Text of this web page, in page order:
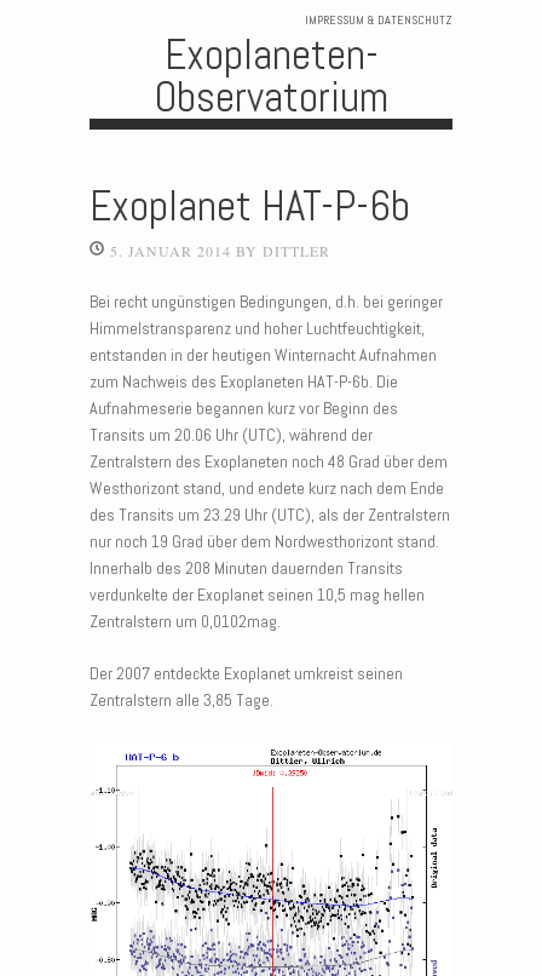
IMPRESSUM & DATENSCHUTZ
Exoplaneten-
Observatorium
Exoplanet HAT-P-6b
5. JANUAR 2014 BY DITTLER
Bei recht ungünstigen Bedingungen, d.h. bei geringer
Himmelstransparenz und hoher Luchtfeuchtigkeit,
entstanden in der heutigen Winternacht Aufnahmen
zum Nachweis des Exoplaneten HAT-P-6b. Die
Aufnahmeserie begannen kurz vor Beginn des
Transits um 20.06 Uhr (UTC), während der
Zentralstern des Exoplaneten noch 48 Grad über dem
Westhorizont stand, und endete kurz nach dem Ende
des Transits um 23.29 Uhr (UTC), als der Zentralstern
nur noch 19 Grad über dem Nordwesthorizont stand.
Innerhalb des 208 Minuten dauernden Transits
verdunkelte der Exoplanet seinen 10,5 mag hellen
Zentralstern um 0,0102mag.
Der 2007 entdeckte Exoplanet umkreist seinen
Zentralstern alle 3,85 Tage.